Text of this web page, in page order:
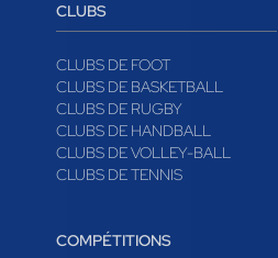
CLUBS
CLUBS DE FOOT
CLUBS DE BASKETBALL
CLUBS DE RUGBY
CLUBS DE HANDBALL
CLUBS DE VOLLEY-BALL
CLUBS DE TENNIS
COMPÉTITIONS